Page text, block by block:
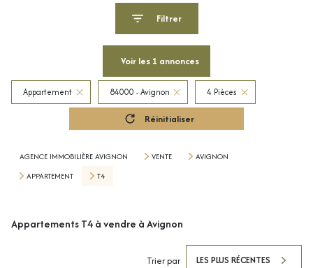
Filtrer
Voir les 1 annonces
Appartement 84000 - Avignon 4 Pièces
Réinitialiser
AGENCE IMMOBILIÈRE AVIGNON VENTE
AVIGNON
APPARTEMENT
T4
Appartements T4 à vendre à Avignon
Trier par LES PLUS RÉCENTES